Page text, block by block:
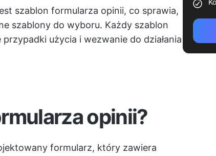
szablon formularza opinii, co sprawia,
szablony do wyboru. Każdy szablon
użycia i wezwanie do działania
opinii?
formularz, który zawiera